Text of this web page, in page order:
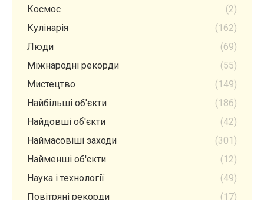
Космос
(2)
Кулінарія
(162)
Люди
(69)
Міжнародні рекорди
(55)
Мистецтво
(149)
Найбільші об'єкти
(186)
Найдовші об'єкти
(42)
Наймасовіші заходи
(301)
Найменші об'єкти
(12)
Наука і технології
(49)
Повітряні рекорди
(17)